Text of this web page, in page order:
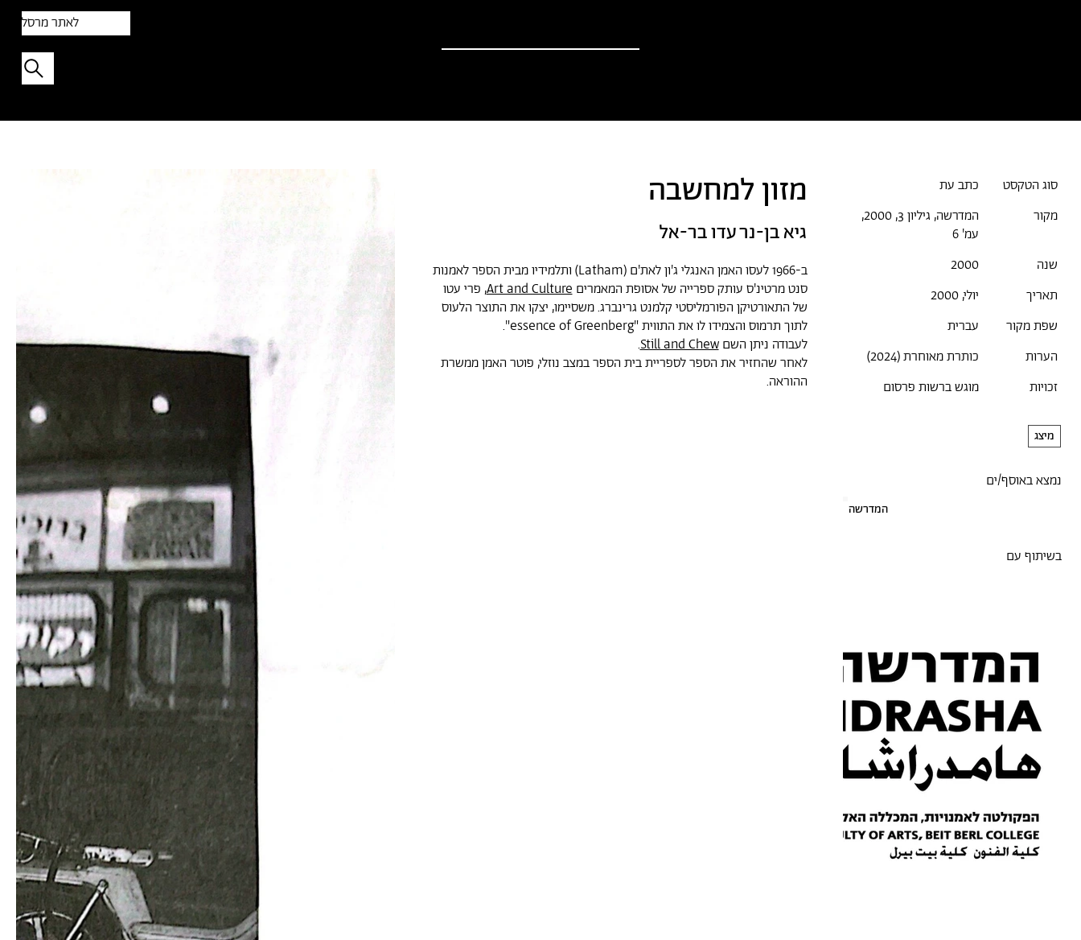
לאתר מרסל
סוג הטקסט
כתב עת
מקור
המדרשה, גיליון 3, 2000,
עמ' 6
שנה
2000
תאריך
יולי, 2000
שפת מקור
עברית
הערות
כותרת מאוחרת (2024)
זכויות
מוגש ברשות פרסום
מיצג
נמצא באוסף/ים
המדרשה
בשיתוף עם
ב-1966 לעסו האמן האנגלי ג'ון לאת'ם (Latham) ותלמידיו מבית הספר לאמנות
סנט מרטינ'ס עותק ספרייה של אסופת המאמריםArt and Culture, פרי עטו
של התאורטיקן הפורמליסטי קלמנט גרינברג. משסיימו, יצקו את התוצר הלעוס
לתוך תרמוס והצמידו לו את התווית "essence of Greenberg".
לעבודה ניתן השםStill and Chew
.
לאחר שהחזיר את הספר לספריית בית הספר במצב נוזלי, פוטר האמן ממשרת
ההוראה.
מזון למחשבה
גיא בן-נרעדו בר-אל